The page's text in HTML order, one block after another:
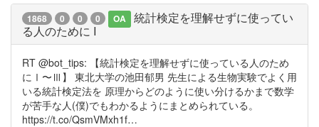
1868 0 0 0 OA
統計検定を理解せずに使ってい
る人のために I
RT @bot_tips: 【統計検定を理解せずに使っている人のため
にⅠ〜Ⅲ】 東北大学の池田郁男 先生による生物実験でよく用
いる統計検定法を 原理からどのように使い分けるかまで数学
が苦手な人(僕)でもわかるようにまとめられている。
https://t.co/QsmVMxh1f…